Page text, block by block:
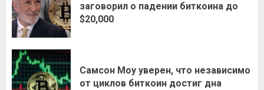
заговорил о падении биткоина до
$20,000
Самсон Моу уверен, что независимо
от циклов биткоин достиг дна